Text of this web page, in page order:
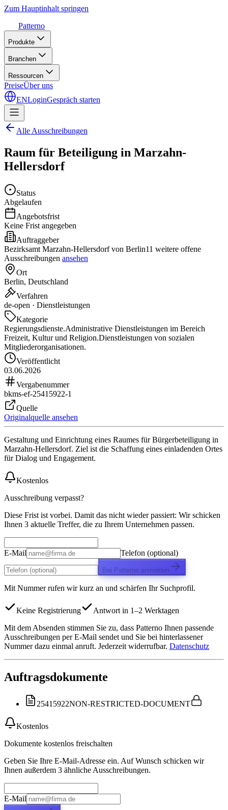
Zum Hauptinhalt springen
Patterno
Produkte
Branchen
Ressourcen
PreiseÜber uns
ENLoginGespräch starten
Alle Ausschreibungen
Raum für Beteiligung in Marzahn-
Hellersdorf
Status
Abgelaufen
Angebotsfrist
Keine Frist angegeben
Auftraggeber
Bezirksamt Marzahn-Hellersdorf von Berlin11 weitere offene
Ausschreibungen ansehen
Ort
Berlin, Deutschland
Verfahren
de-open · Dienstleistungen
Kategorie
Regierungsdienste.Administrative Dienstleistungen im Bereich
Freizeit, Kultur und Religion.Dienstleistungen von sozialen
Mitgliederorganisationen.
Veröffentlicht
03.06.2026
Vergabenummer
bkms-ef-25415922-1
Quelle
Originalquelle ansehen
Gestaltung und Einrichtung eines Raumes für Bürgerbeteiligung in
Marzahn-Hellersdorf. Ziel ist die Schaffung eines einladenden Ortes
für Dialog und Engagement.
Kostenlos
Ausschreibung verpasst?
Diese Frist ist vorbei. Damit das nicht wieder passiert: Wir schicken
Ihnen 3 aktuelle Treffer, die zu Ihrem Unternehmen passen.
E-Mail Telefon (optional)
Bei Patterno anmelden
Mit Nummer rufen wir kurz an und schärfen Ihr Suchprofil.
Keine Registrierung
Antwort in 1–2 Werktagen
Mit dem Absenden stimmen Sie zu, dass Patterno Ihnen passende
Ausschreibungen per E-Mail sendet und Sie bei hinterlassener
Nummer dazu einmal anruft. Jederzeit widerrufbar. Datenschutz
Auftragsdokumente
25415922NON-RESTRICTED-DOCUMENT
Kostenlos
Dokumente kostenlos freischalten
Geben Sie Ihre E-Mail-Adresse ein. Auf Wunsch schicken wir
Ihnen außerdem 3 ähnliche Ausschreibungen.
E-Mail